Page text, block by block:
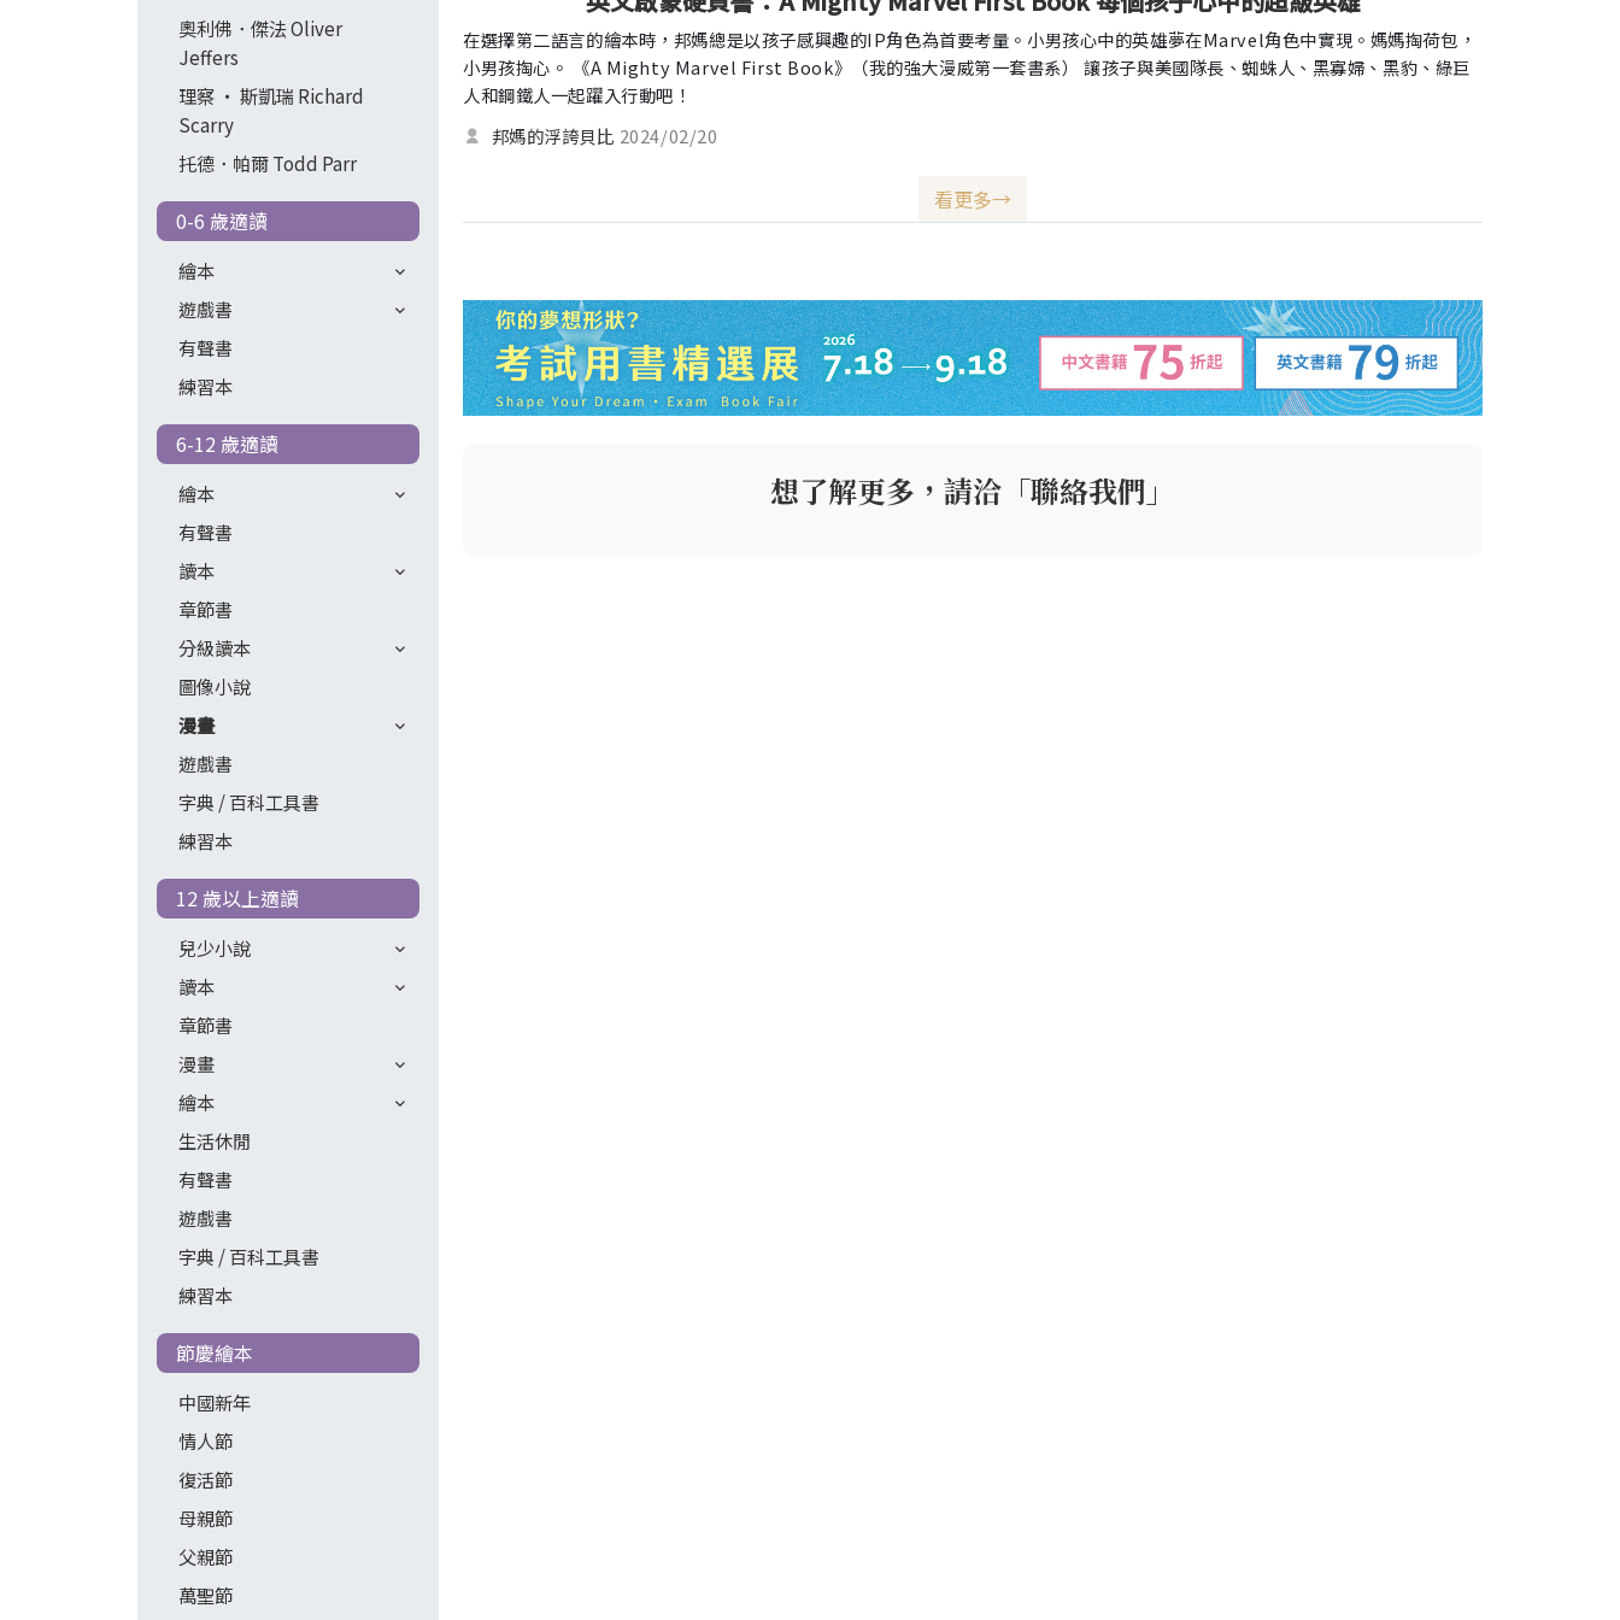
奧利佛．傑法 Oliver
Jeffers
理察 ‧ 斯凱瑞 Richard
Scarry
托德．帕爾 Todd Parr
0-6 歲適讀
繪本
遊戲書
有聲書
練習本
6-12 歲適讀
繪本
有聲書
讀本
章節書
分級讀本
圖像小說
漫畫
遊戲書
字典 / 百科工具書
練習本
12 歲以上適讀
兒少小說
讀本
章節書
漫畫
繪本
生活休閒
有聲書
遊戲書
字典 / 百科工具書
練習本
節慶繪本
中國新年
情人節
復活節
母親節
父親節
萬聖節
在選擇第二語言的繪本時，邦媽總是以孩子感興趣的IP角色為首要考量。小男孩心中的英雄夢在Marvel角色中實現。媽媽掏荷包，
小男孩掏心。 《A Mighty Marvel First Book》（我的強大漫威第一套書系） 讓孩子與美國隊長、蜘蛛人、黑寡婦、黑豹、綠巨
人和鋼鐵人一起躍入行動吧！
邦媽的浮誇貝比 2024/02/20
看更多→
想了解更多，請洽「聯絡我們」